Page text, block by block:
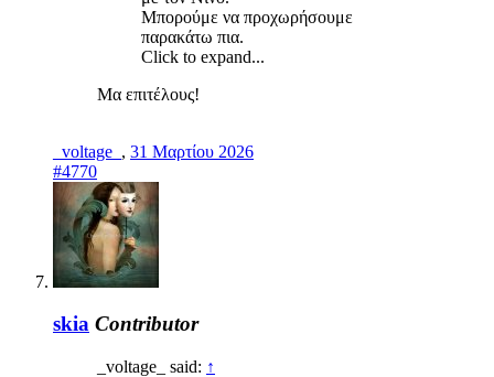
Μπορούμε να προχωρήσουμε
παρακάτω πια.
Click to expand...
Μα επιτέλους!
_voltage_ , 31 Μαρτίου 2026
#4770
skia Contributor
_voltage_ said: ↑